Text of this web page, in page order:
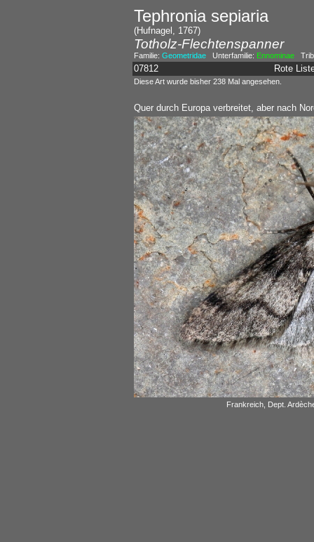
Tephronia sepiaria
(Hufnagel, 1767)
Totholz-Flechtenspanner
Familie: GeometridaeUnterfamilie: Ennominae
07812 Rote
Diese Art wurde bisher 238 Mal angesehen.
Quer durch Europa verbreitet, aber nach
Frankreich, Dept.